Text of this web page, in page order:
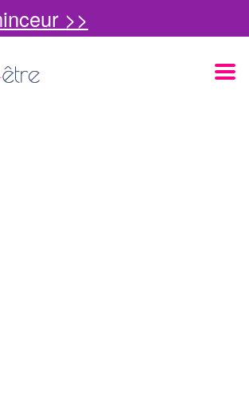
>>